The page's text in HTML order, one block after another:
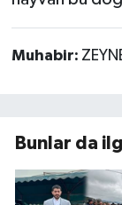
Muhabir:
Bunlar da